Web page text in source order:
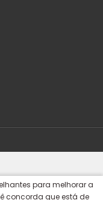
para melhorar a
concorda que está de